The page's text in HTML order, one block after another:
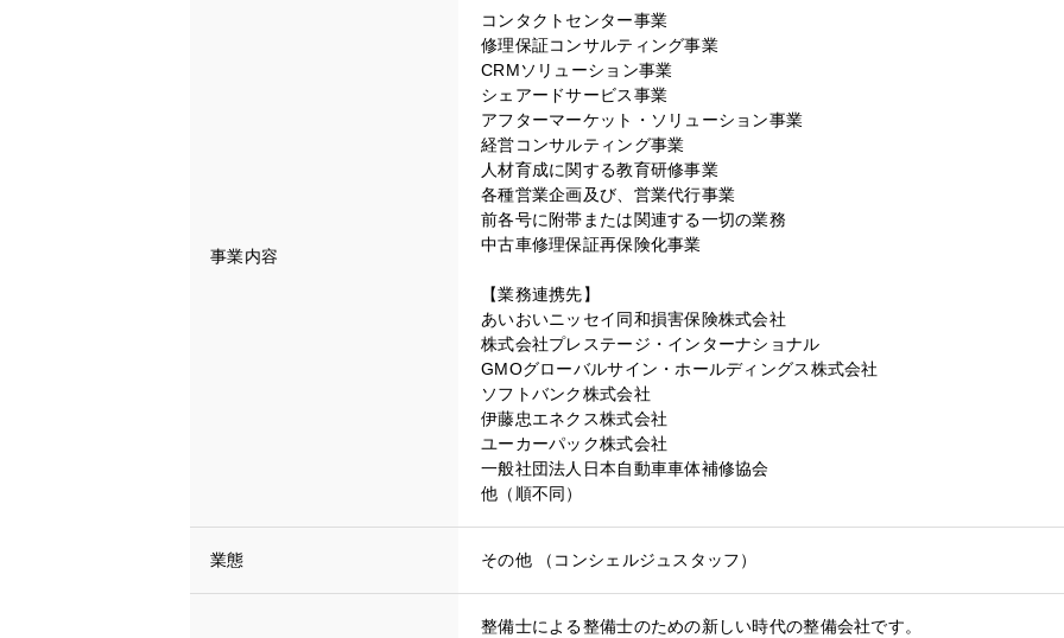
事業内容
コンタクトセンター事業
修理保証コンサルティング事業​
CRMソリューション事業
シェアードサービス事業​
アフターマーケット・ソリューション事業
経営コンサルティング事業​
人材育成に関する教育研修事業
各種営業企画及び、営業代行事業​
前各号に附帯または関連する一切の業務
中古車修理保証再保険化事業​
【業務連携先】
あいおいニッセイ同和損害保険株式会社​
株式会社プレステージ・インターナショナル​
GMOグローバルサイン・ホールディングス株式会社
ソフトバンク株式会社​
伊藤忠エネクス株式会社​
ユーカーパック株式会社​
一般社団法人日本自動車車体補修協会​
他（順不同）
業態 その他 （コンシェルジュスタッフ）
整備士による整備士のための新しい時代の整備会社です。